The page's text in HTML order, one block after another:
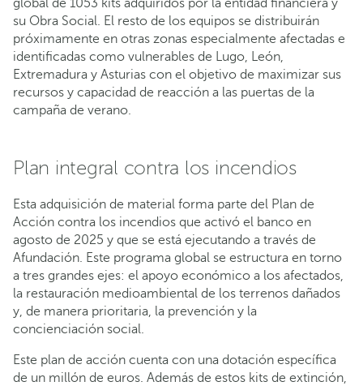
global de 1053 kits adquiridos por la entidad financiera y
su Obra Social. El resto de los equipos se distribuirán
próximamente en otras zonas especialmente afectadas e
identificadas como vulnerables de Lugo, León,
Extremadura y Asturias con el objetivo de maximizar sus
recursos y capacidad de reacción a las puertas de la
campaña de verano.
Plan integral contra los incendios
Esta adquisición de material forma parte del Plan de
Acción contra los incendios que activó el banco en
agosto de 2025 y que se está ejecutando a través de
Afundación. Este programa global se estructura en torno
a tres grandes ejes: el apoyo económico a los afectados,
la restauración medioambiental de los terrenos dañados
y, de manera prioritaria, la prevención y la
concienciación social.
Este plan de acción cuenta con una dotación específica
de un millón de euros. Además de estos kits de extinción,